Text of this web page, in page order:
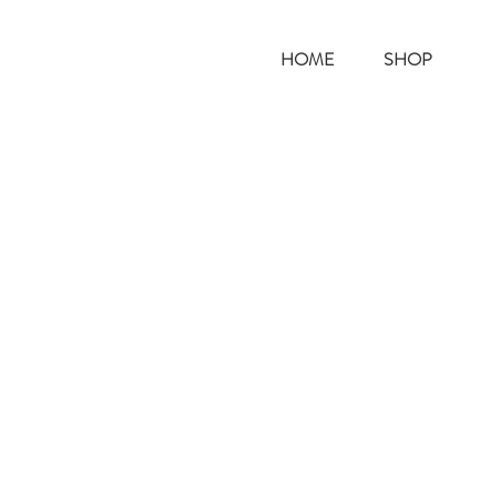
HOME SHOP